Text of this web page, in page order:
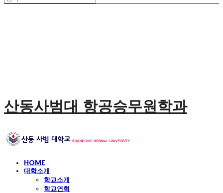
산동사범대 항공승무원학과
HOME
대학소개
학교소개
학교연혁